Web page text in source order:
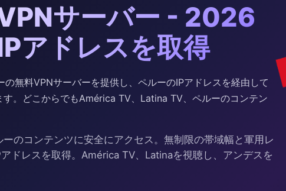
サーバー - 2026
アドレスを取得
無料VPNサーバーを提供し、ペルーのIPアドレスを経由して
す。どこからでもAmérica TV、Latina TV、ペルーのコンテン
ーのコンテンツに安全にアクセス。無制限の帯域幅と軍用レ
ドレスを取得。América TV、Latinaを視聴し、アンデスを